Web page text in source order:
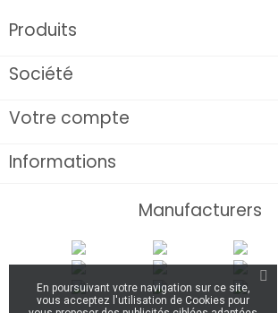
Produits
Société
Votre compte
Informations
Manufacturers
En poursuivant votre navigation sur ce site,
vous acceptez l'utilisation de Cookies pour